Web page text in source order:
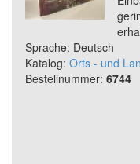
Sprache: Deutsch
Katalog: Orts - und
Bestellnummer: 6744